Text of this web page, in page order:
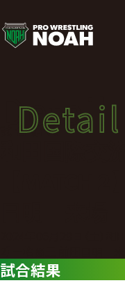
試
合
結
果
ロ
Detail
試合結果
Detail
試合結果